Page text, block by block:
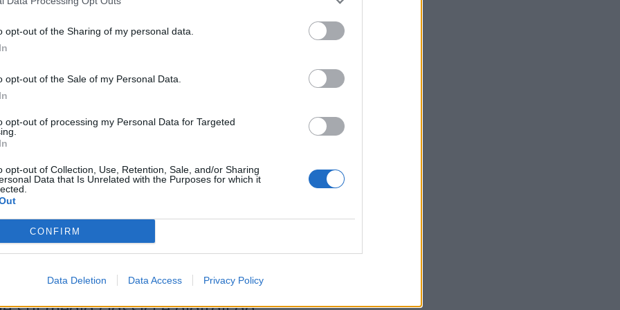
opt-out of the Sharing of my personal data.
opt-out of the Sale of my Personal Data.
opt-out of processing my Personal Data for Targeted
opt-out of Collection, Use, Retention, Sale, and/or Sharing
Data that Is Unrelated with the Purposes for which it
CONFIRM
Data Deletion Data Access Privacy Policy
in una
per la holding francese. Il
evidenziato un forte calo dei
scesi del 71%a 453 milioni di
dell'anno precedente.
già anticipato nei mesi scorsi
alcuni contratti con le
L'obiettivo dichiarato è
dei costi, spostando maggiori
above-the-line— la